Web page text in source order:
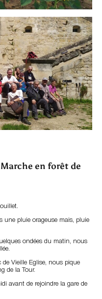
en forêt de
une pluie orageuse mais, pluie
ondées du matin, nous
de Vieille Eglise, nous pique
de la Tour.
avant de rejoindre la gare de